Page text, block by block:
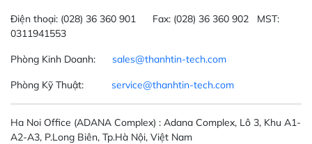
Điện thoại: (028) 36 360 901 Fax: (028) 36 360 902 MST:
0311941553
Phòng Kinh Doanh: sales@thanhtin-tech.com
Phòng Kỹ Thuật: service@thanhtin-tech.com
Ha Noi Office (ADANA Complex) : Adana Complex, Lô 3, Khu A1-
A2-A3, P.Long Biên, Tp.Hà Nội, Việt Nam